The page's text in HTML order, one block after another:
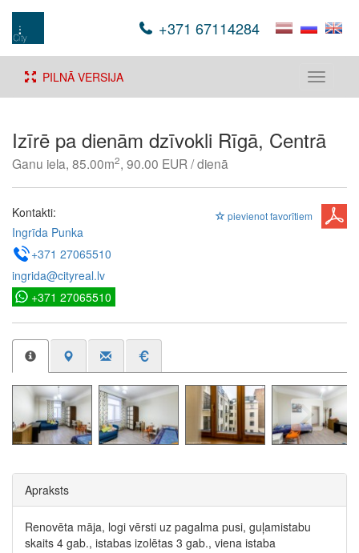
+371 67114284
Toggle
PILNĀ VERSIJA
Izīrē pa dienām dzīvokli Rīgā, Centrā
Ganu iela, 85.00m2, 90.00 EUR / dienā
pievienot favorītiem
Kontakti:
Ingrīda Punka
+371 27065510
ingrida@cityreal.lv
+371 27065510
Apraksts
Renovēta māja, logi vērsti uz pagalma pusi, guļamistabu
skaits 4 gab., istabas izolētas 3 gab., viena istaba